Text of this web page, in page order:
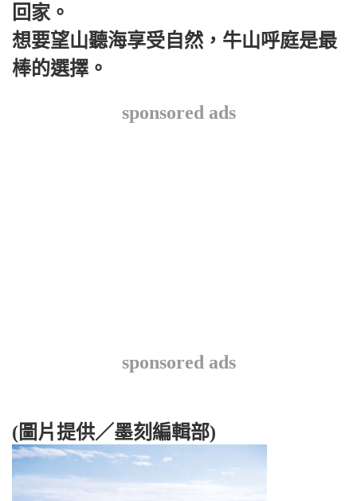
回家。
想要望山聽海享受自然，牛山呼庭是最
棒的選擇。
sponsored ads
sponsored ads
(圖片提供／墨刻編輯部)